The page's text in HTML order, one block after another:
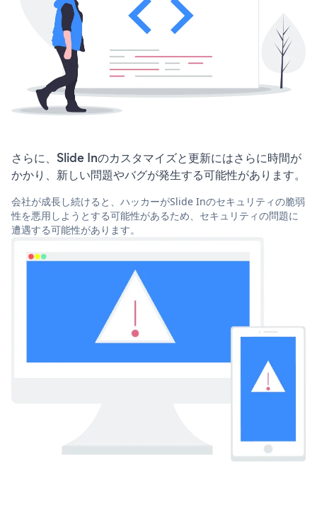
さらに、Slide Inのカスタマイズと更新にはさらに時間が
かかり、新しい問題やバグが発生する可能性があります。
会社が成長し続けると、ハッカーがSlide Inのセキュリティの脆弱
性を悪用しようとする可能性があるため、セキュリティの問題に
遭遇する可能性があります。